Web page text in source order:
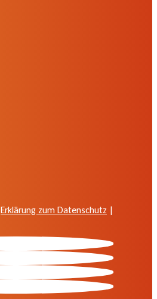
Erklärung zum Datenschutz |